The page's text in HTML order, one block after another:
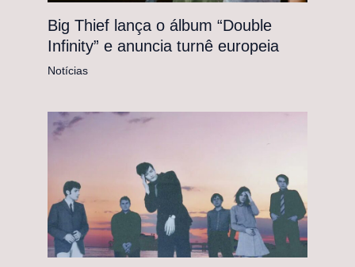
Big Thief lança o álbum “Double
Infinity” e anuncia turnê europeia
Notícias